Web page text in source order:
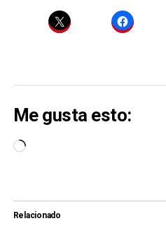
Me gusta esto:
Cargando...
Relacionado